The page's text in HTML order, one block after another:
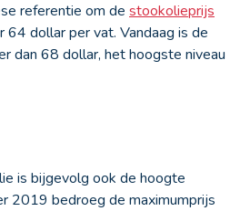
referentie om de stookolieprijs
dollar per vat. Vandaag is de
dan 68 dollar, het hoogste niveau
is bijgevolg ook de hoogte
2019 bedroeg de maximumprijs